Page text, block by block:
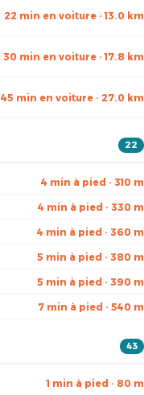
22 min en voiture · 13.0 km
30 min en voiture · 17.8 km
45 min en voiture · 27.0 km
22
4 min à pied · 310 m
4 min à pied · 330 m
4 min à pied · 360 m
5 min à pied · 380 m
5 min à pied · 390 m
7 min à pied · 540 m
43
1 min à pied · 80 m